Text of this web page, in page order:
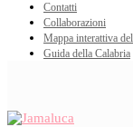
Contatti
Collaborazioni
Mappa interattiva
Guida della Calabria